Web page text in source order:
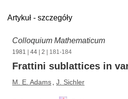
Artykuł - szczegóły
Colloquium Mathematicum
1981 44 2 | 181-184
Frattini sublattices in
M. E. Adams J. Sichler